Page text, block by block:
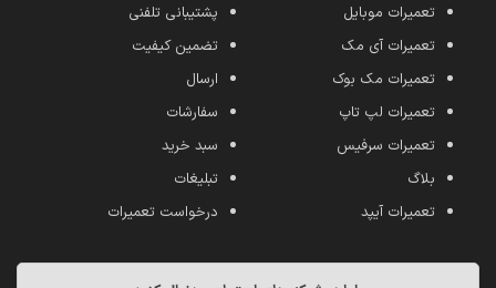
تعمیرات موبایل
تعمیرات آی مک
تعمیرات مک بوک
تعمیرات لپ تاپ
تعمیرات سرفیس
بلاگ
تعمیرات آیپد
پشتیبانی تلفنی
تضمین کیفیت
ارسال
سفارشات
سبد خرید
تبلیغات
درخواست تعمیرات